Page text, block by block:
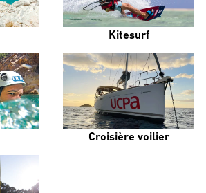
Kitesurf
Croisière voilier